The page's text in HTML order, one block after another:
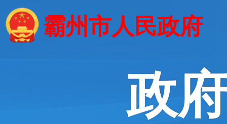
霸州市人民政府
政